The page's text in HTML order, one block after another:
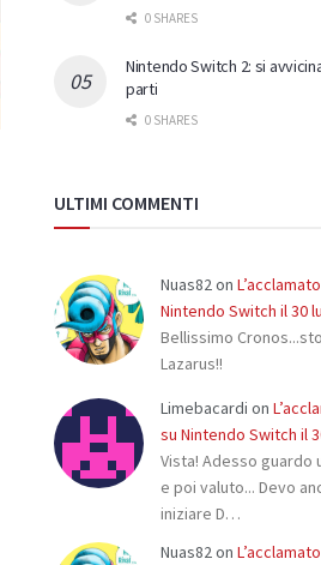
0 SHARES
Nintendo Switch 2: si
parti
0 SHARES
ULTIMI COMMENTI
Nuas82on
Nintendo Switch il 30
Bellissimo
Lazarus!!
Limebacardi on
su Nintendo Switch il
Vista! Adesso
e poi valuto... Devo
iniziare D…
Nuas82on